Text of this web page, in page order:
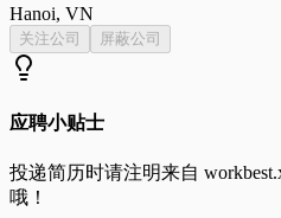
Hanoi, VN
关注公司 屏蔽公司
应聘小贴士
投递简历时请注明来自
哦！